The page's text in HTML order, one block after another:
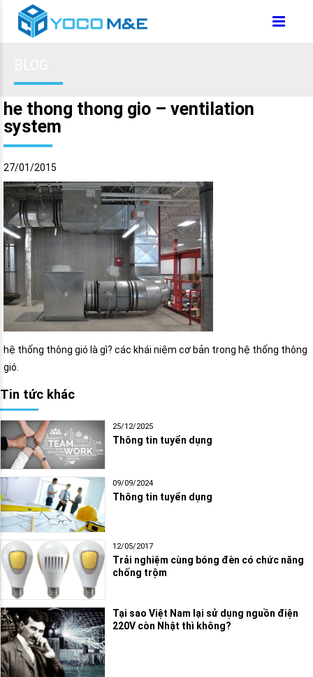
he thong thong gio – ventilation
system
27/01/2015
hệ thống thông gió là gì? các khái niệm cơ bản trong hệ thống thông
gió.
Tin tức khác
25/12/2025
Thông tin tuyển dụng
09/09/2024
Thông tin tuyển dụng
12/05/2017
Trải nghiệm cùng bóng đèn có chức năng
chống trộm
Tại sao Việt Nam lại sử dụng nguồn điện
220V còn Nhật thì không?